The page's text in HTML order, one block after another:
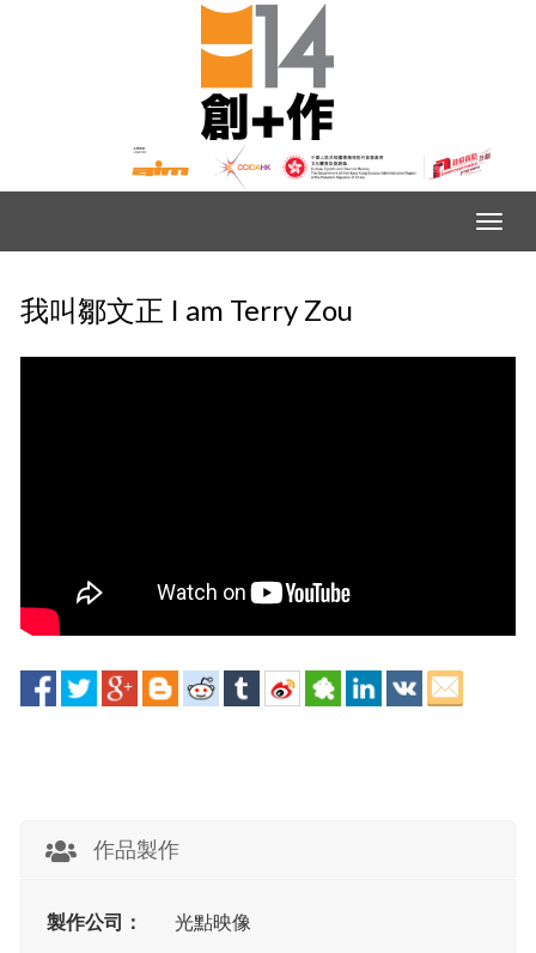
我叫鄒文正 I am Terry Zou
作品製作
製作公司：
光點映像